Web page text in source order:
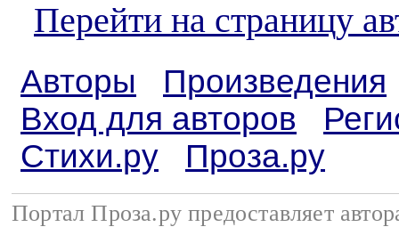
Перейти на страницу
Авторы
Произведения
Вход для авторов
Стихи.ру
Проза.ру
Портал Проза.ру предоставляет